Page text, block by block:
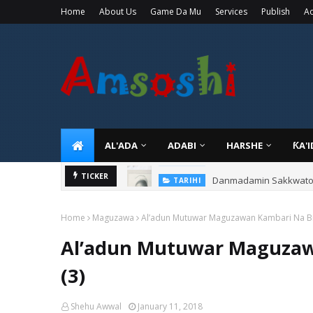
Home About Us Game Da Mu Services Publish
AL'ADA ADABI HARSHE
TICKER TARIHI Danmadamin
Home Maguzawa Al’adun Mutuwar Maguzawan Kambari Na
Al’adun Mutuwar
(3)
Shehu Awwal January 11, 2018